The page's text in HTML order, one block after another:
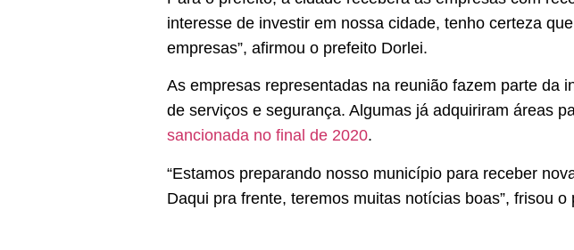
interesse de investir em nossa cidade, tenho certeza
empresas”, afirmou o prefeito Dorlei.
As empresas representadas na reunião fazem parte da
de serviços e segurança. Algumas já adquiriram áreas
sancionada no final de 2020.
“Estamos preparando nosso município para receber
Daqui pra frente, teremos muitas notícias boas”, frisou o